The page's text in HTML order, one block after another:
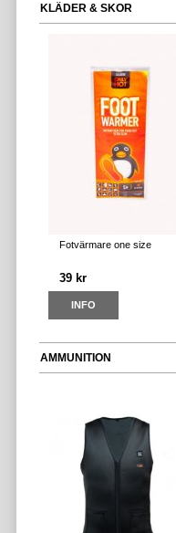
KLÄDER & SKOR
Fotvärmare one size
39 kr
INFO
AMMUNITION